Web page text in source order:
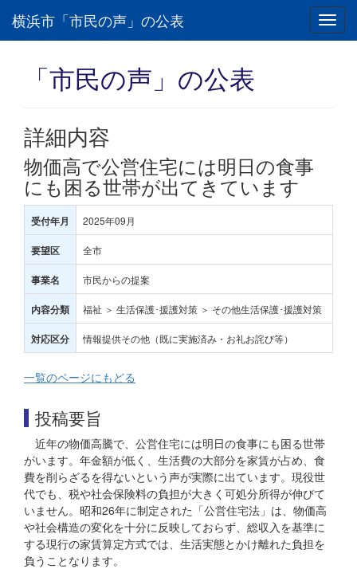
横浜市「市民の声」の公表
「市民の声」の公表
詳細内容
物価高で公営住宅には明日の食事
にも困る世帯が出てきています
受付年月 2025年09月
要望区 全市
事業名 市民からの提案
内容分類 福祉 ＞ 生活保護･援護対策 ＞ その他生活保護･援護対策
対応区分 情報提供その他（既に実施済み・お礼お詫び等）
一覧のページにもどる
投稿要旨
近年の物価高騰で、公営住宅には明日の食事にも困る世帯
がいます。年金額が低く、生活費の大部分を家賃が占め、食
費を削らざるを得ないという声が実際に出ています。現役世
代でも、税や社会保険料の負担が大きく可処分所得が伸びて
いません。昭和26年に制定された「公営住宅法」は、物価高
や社会構造の変化を十分に反映しておらず、総収入を基準に
する現行の家賃算定方式では、生活実態とかけ離れた負担を
負うことなります。